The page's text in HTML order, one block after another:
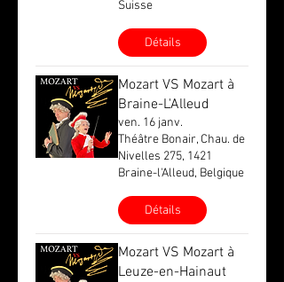
Suisse
Détails
Mozart VS Mozart à
Braine-L'Alleud
ven. 16 janv.
Théâtre Bonair, Chau. de
Nivelles 275, 1421
Braine-l'Alleud, Belgique
Détails
Mozart VS Mozart à
Leuze-en-Hainaut